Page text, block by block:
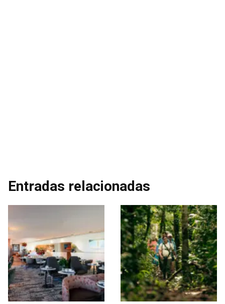
Entradas relacionadas